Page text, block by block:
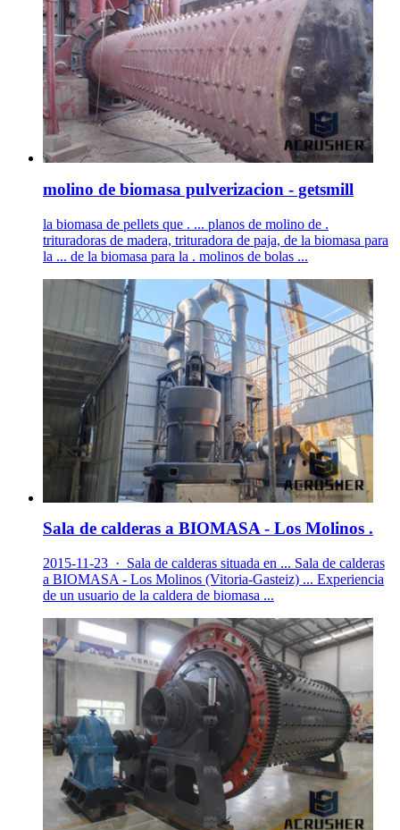
molino de biomasa pulverizacion - getsmill
la biomasa de pellets que . ... planos de molino de .
trituradoras de madera, trituradora de paja, de la biomasa para
la ... de la biomasa para la . molinos de bolas ...
Sala de calderas a BIOMASA - Los Molinos .
2015-11-23 · Sala de calderas situada en ... Sala de calderas
a BIOMASA - Los Molinos (Vitoria-Gasteiz) ... Experiencia
de un usuario de la caldera de biomasa ...